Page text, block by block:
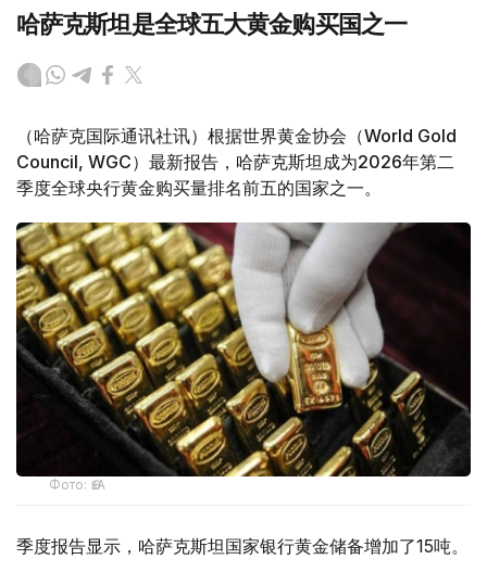
哈萨克斯坦是全球五大黄金购买国之一
（哈萨克国际通讯社讯）根据世界黄金协会（World Gold
Council, WGC）最新报告，哈萨克斯坦成为2026年第二
季度全球央行黄金购买量排名前五的国家之一。
Фото: ӨзА
季度报告显示，哈萨克斯坦国家银行黄金储备增加了15吨。